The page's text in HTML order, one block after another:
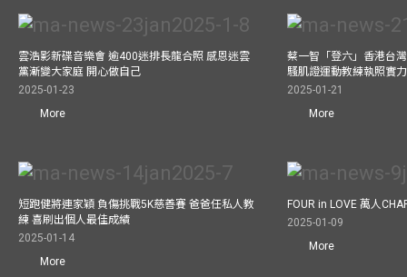
雲浩影新碟音樂會 逾400迷排長龍合照 感恩迷雲
黨漸變大家庭 開心做自己
2025-01-23
More
蔡一智「登六」香港台
騷肌證運動教練執照實
2025-01-21
More
短跑健將連家穎 負傷挑戰5K慈善賽 爸爸任私人教
練 喜刷出個人最佳成績
2025-01-14
More
FOUR in LOVE 萬人
2025-01-09
More